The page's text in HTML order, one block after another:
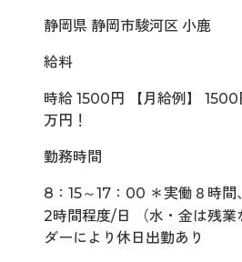
静岡県 静岡市駿河区 小鹿
給料
時給 1500円 【月給例】
万円！
勤務時間
8：15～17：00 ＊実働８時間
2時間程度/日 （水・金は残
ダーにより休日出勤あり